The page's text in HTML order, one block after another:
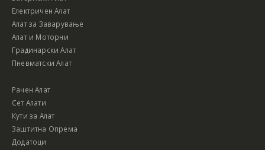
Електричен Алат
Алат за Заварување
Алат и Моторни
Градинарски Алат
Пневматски Алат
Рачен Алат
Сет Алати
Кути за Алат
Заштитна Опрема
Додатоци